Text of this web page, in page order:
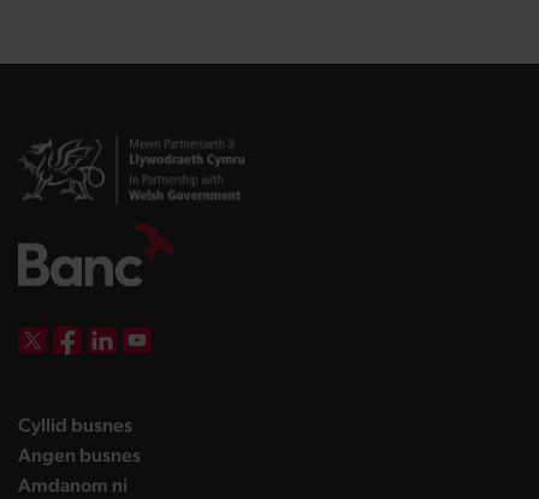
Cyllid busneslanding page
Angen busneslanding page
Amdanom ni